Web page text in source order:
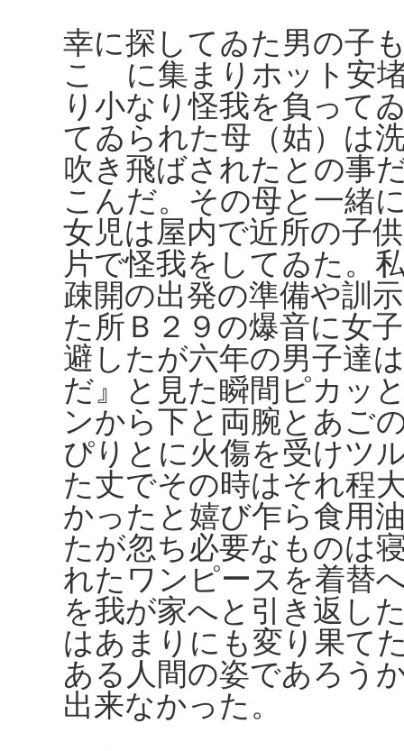
幸に探してゐた男の子
こゝに集まりホット安
り小なり怪我を負って
てゐられた母（姑）は
吹き飛ばされたとの事
こんだ。その母と一緒
女児は屋内で近所の子
片で怪我をしてゐた。
疎開の出発の準備や訓
た所Ｂ２９の爆音に女
避したが六年の男子達
だ』と見た瞬間ピカッ
ンから下と両腕とあご
ぴりとに火傷を受けツ
た丈でその時はそれ程
かったと嬉び乍ら食用
たが忽ち必要なものは
れたワンピースを着替
を我が家へと引き返し
はあまりにも変り果て
ある人間の姿であろう
出来なかった。